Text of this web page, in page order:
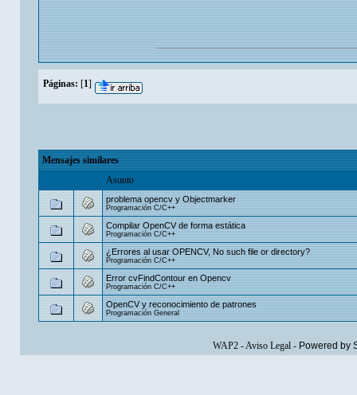
Páginas: [1]
Mensajes similares
Asunto
problema opencv y Objectmarker
Programación C/C++
Compilar OpenCV de forma estática
Programación C/C++
¿Errores al usar OPENCV, No such file or directory?
Programación C/C++
Error cvFindContour en Opencv
Programación C/C++
OpenCV y reconocimiento de patrones
Programación General
WAP2-Aviso Legal- Powered by